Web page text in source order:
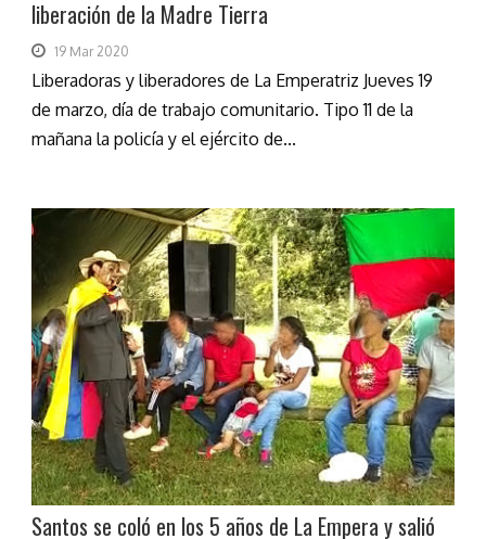
liberación de la Madre Tierra
19 Mar 2020
Liberadoras y liberadores de La Emperatriz Jueves 19
de marzo, día de trabajo comunitario. Tipo 11 de la
mañana la policía y el ejército de...
Santos se coló en los 5 años de La Empera y salió